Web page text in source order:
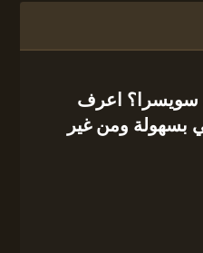
سويسرا؟ اعرف
بسهولة ومن غير